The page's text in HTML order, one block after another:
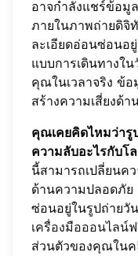
อาจกำลังแชร์ข้อมู
ภายในภาพถ่ายดิ
ละเอียดอ่อนซ่อนอ
แบบการเดินทางใ
คุณในเวลาจริง ข้อ
สร้างความเสี่ยงด้
คุณเคยคิดไหมว่า
ความลับอะไรกับโ
นี้สามารถเปลี่ยนค
ด้านความปลอดภัย
ซ่อนอยู่ในรูปถ่ายวั
เครื่องมือออนไลน์ฟ
ส่วนตัวของคุณในค